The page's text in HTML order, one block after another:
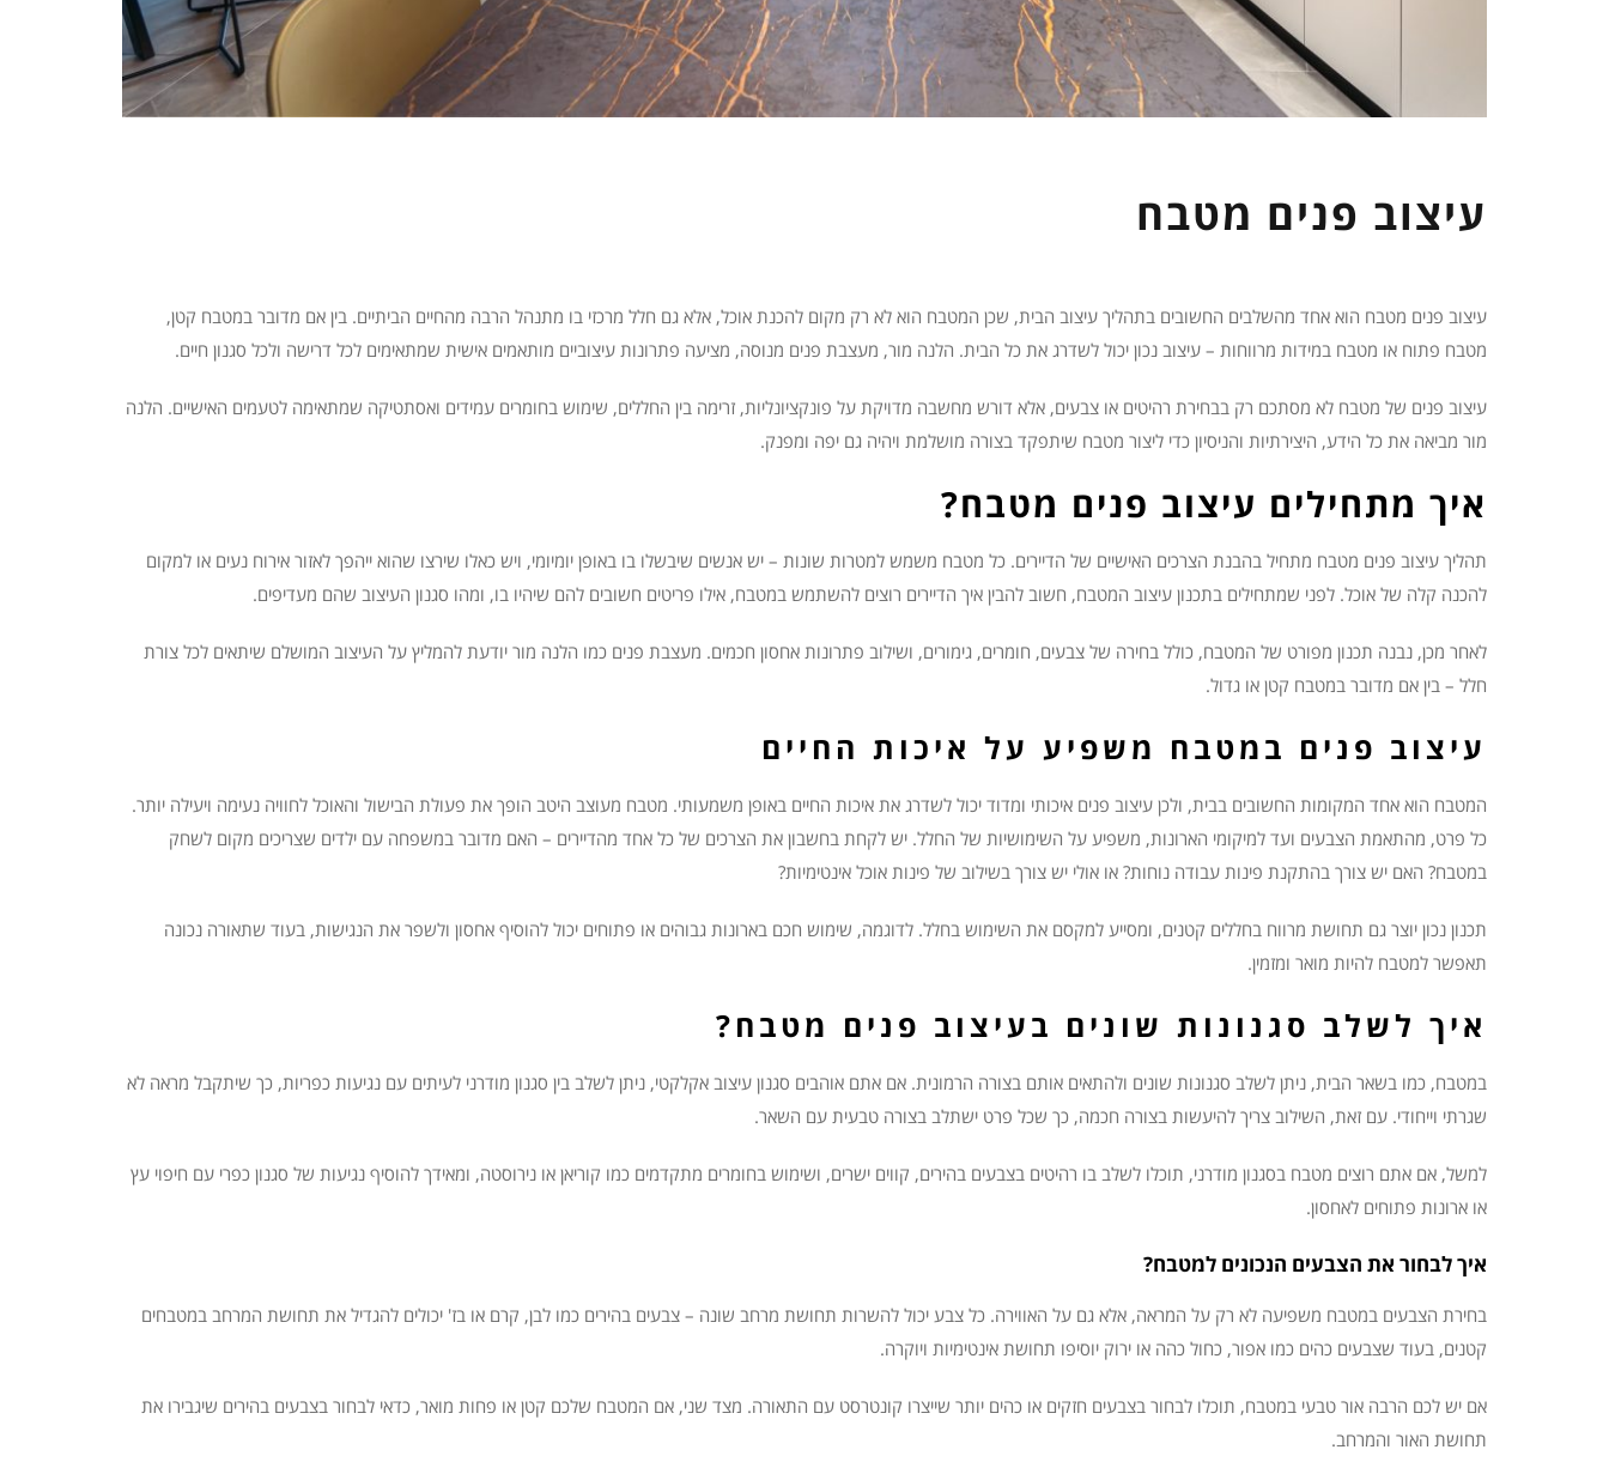
עיצוב פנים מטבח
עיצוב פנים מטבח הוא אחד מהשלבים החשובים בתהליך עיצוב הבית, שכן המטבח הוא לא רק מקום להכנת אוכל, אלא גם חלל מרכזי בו מתנהל הרבה מהחיים הביתיים. בין אם מדובר במטבח קטן,
מטבח פתוח או מטבח במידות מרווחות – עיצוב נכון יכול לשדרג את כל הבית. הלנה מור, מעצבת פנים מנוסה, מציעה פתרונות עיצוביים מותאמים אישית שמתאימים לכל דרישה ולכל סגנון חיים.
עיצוב פנים של מטבח לא מסתכם רק בבחירת רהיטים או צבעים, אלא דורש מחשבה מדויקת על פונקציונליות, זרימה בין החללים, שימוש בחומרים עמידים ואסתטיקה שמתאימה לטעמים האישיים. הלנה
מור מביאה את כל הידע, היצירתיות והניסיון כדי ליצור מטבח שיתפקד בצורה מושלמת ויהיה גם יפה ומפנק.
איך מתחילים עיצוב פנים מטבח?
תהליך עיצוב פנים מטבח מתחיל בהבנת הצרכים האישיים של הדיירים. כל מטבח משמש למטרות שונות – יש אנשים שיבשלו בו באופן יומיומי, ויש כאלו שירצו שהוא ייהפך לאזור אירוח נעים או למקום
להכנה קלה של אוכל. לפני שמתחילים בתכנון עיצוב המטבח, חשוב להבין איך הדיירים רוצים להשתמש במטבח, אילו פריטים חשובים להם שיהיו בו, ומהו סגנון העיצוב שהם מעדיפים.
לאחר מכן, נבנה תכנון מפורט של המטבח, כולל בחירה של צבעים, חומרים, גימורים, ושילוב פתרונות אחסון חכמים. מעצבת פנים כמו הלנה מור יודעת להמליץ על העיצוב המושלם שיתאים לכל צורת
חלל – בין אם מדובר במטבח קטן או גדול.
עיצוב פנים במטבח משפיע על איכות החיים
המטבח הוא אחד המקומות החשובים בבית, ולכן עיצוב פנים איכותי ומדוד יכול לשדרג את איכות החיים באופן משמעותי. מטבח מעוצב היטב הופך את פעולת הבישול והאוכל לחוויה נעימה ויעילה יותר.
כל פרט, מהתאמת הצבעים ועד למיקומי הארונות, משפיע על השימושיות של החלל. יש לקחת בחשבון את הצרכים של כל אחד מהדיירים – האם מדובר במשפחה עם ילדים שצריכים מקום לשחק
במטבח? האם יש צורך בהתקנת פינות עבודה נוחות? או אולי יש צורך בשילוב של פינות אוכל אינטימיות?
תכנון נכון יוצר גם תחושת מרווח בחללים קטנים, ומסייע למקסם את השימוש בחלל. לדוגמה, שימוש חכם בארונות גבוהים או פתוחים יכול להוסיף אחסון ולשפר את הנגישות, בעוד שתאורה נכונה
תאפשר למטבח להיות מואר ומזמין.
איך לשלב סגנונות שונים בעיצוב פנים מטבח?
במטבח, כמו בשאר הבית, ניתן לשלב סגנונות שונים ולהתאים אותם בצורה הרמונית. אם אתם אוהבים סגנון עיצוב אקלקטי, ניתן לשלב בין סגנון מודרני לעיתים עם נגיעות כפריות, כך שיתקבל מראה לא
שגרתי וייחודי. עם זאת, השילוב צריך להיעשות בצורה חכמה, כך שכל פרט ישתלב בצורה טבעית עם השאר.
למשל, אם אתם רוצים מטבח בסגנון מודרני, תוכלו לשלב בו רהיטים בצבעים בהירים, קווים ישרים, ושימוש בחומרים מתקדמים כמו קוריאן או נירוסטה, ומאידך להוסיף נגיעות של סגנון כפרי עם חיפוי עץ
או ארונות פתוחים לאחסון.
איך לבחור את הצבעים הנכונים למטבח?
בחירת הצבעים במטבח משפיעה לא רק על המראה, אלא גם על האווירה. כל צבע יכול להשרות תחושת מרחב שונה – צבעים בהירים כמו לבן, קרם או בז' יכולים להגדיל את תחושת המרחב במטבחים
קטנים, בעוד שצבעים כהים כמו אפור, כחול כהה או ירוק יוסיפו תחושת אינטימיות ויוקרה.
אם יש לכם הרבה אור טבעי במטבח, תוכלו לבחור בצבעים חזקים או כהים יותר שייצרו קונטרסט עם התאורה. מצד שני, אם המטבח שלכם קטן או פחות מואר, כדאי לבחור בצבעים בהירים שיגבירו את
תחושת האור והמרחב.